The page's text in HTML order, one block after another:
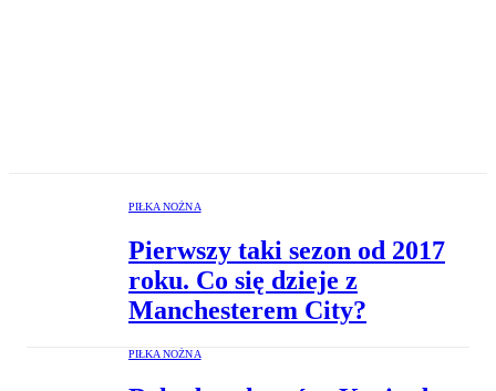
PIŁKA NOŻNA
Pierwszy taki sezon od 2017
roku. Co się dzieje z
Manchesterem City?
PIŁKA NOŻNA